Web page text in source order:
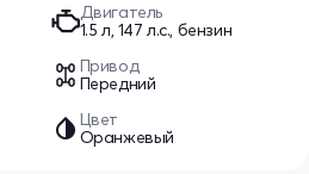
Двигатель
1.5 л, 147 л.с., бензин
Привод
Передний
Цвет
Оранжевый